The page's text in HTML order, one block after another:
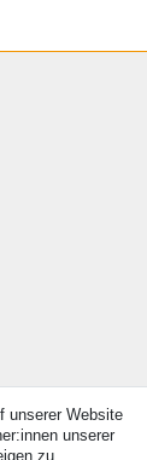
unserer Website
unserer
zu